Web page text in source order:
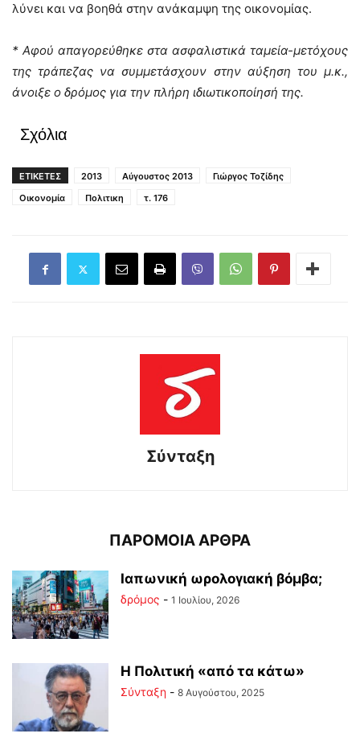
λύνει και να βοηθά στην ανάκαμψη της οικονομίας.
* Αφού απαγορεύθηκε στα ασφαλιστικά ταμεία-μετόχους
της τράπεζας να συμμετάσχουν στην αύξηση του μ.κ.,
άνοιξε ο δρόμος για την πλήρη ιδιωτικοποίησή της.
Σχόλια
ΕΤΙΚΕΤΕΣ 2013 Αύγουστος 2013
Γιώργος Τοζίδης
Οικονομία
Πολιτικη τ. 176
Σύνταξη
ΠΑΡΟΜΟΙΑ ΑΡΘΡΑ
Ιαπωνική ωρολογιακή βόμβα;
δρόμος - 1 Ιουλίου, 2026
Η Πολιτική «από τα κάτω»
Σύνταξη - 8 Αυγούστου, 2025